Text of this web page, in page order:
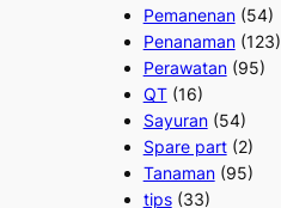
Pemanenan(54)
Penanaman(123)
Perawatan(95)
QT(16)
Sayuran(54)
Spare part(2)
Tanaman(95)
tips(33)